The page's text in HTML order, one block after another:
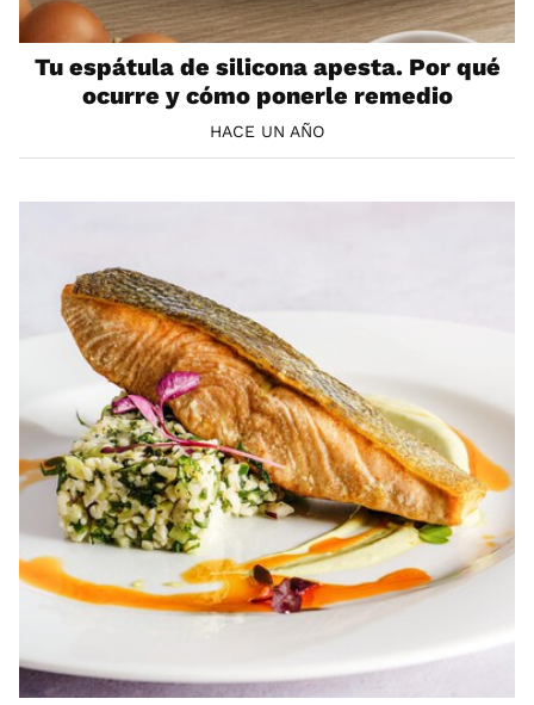
Tu espátula de silicona apesta. Por qué
ocurre y cómo ponerle remedio
HACE UN AÑO